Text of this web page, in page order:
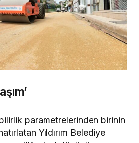
parametrelerinden birinin
Yıldırım Belediye